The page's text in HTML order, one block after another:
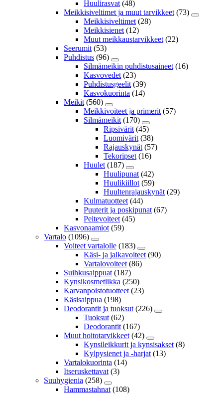
Huulirasvat (48)
Meikkisiveltimet ja muut tarvikkeet (73)
Meikkisiveltimet (28)
Meikkisienet (12)
Muut meikkaustarvikkeet (22)
Seerumit (53)
Puhdistus (96)
Silmämeikin puhdistusaineet (16)
Kasvovedet (23)
Puhdistusgeelit (39)
Kasvokuorinta (14)
Meikit (560)
Meikkivoiteet ja primerit (57)
Silmämeikit (170)
Ripsivärit (45)
Luomivärit (38)
Rajauskynät (57)
Tekoripset (16)
Huulet (187)
Huulipunat (42)
Huulikiillot (59)
Huultenrajauskynät (29)
Kulmatuotteet (44)
Puuterit ja poskipunat (67)
Peitevoiteet (45)
Kasvonaamiot (59)
Vartalo (1096)
Voiteet vartalolle (183)
Käsi- ja jalkavoiteet (90)
Vartalovoiteet (86)
Suihkusaippuat (187)
Kynsikosmetiikka (250)
Karvanpoistotuotteet (23)
Käsisaippua (198)
Deodorantit ja tuoksut (226)
Tuoksut (62)
Deodorantit (167)
Muut hoitotarvikkeet (42)
Kynsileikkurit ja kynsisakset (8)
Kylpysienet ja -harjat (13)
Vartalokuorinta (14)
Itseruskettavat (3)
Suuhygienia (258)
Hammastahnat (108)